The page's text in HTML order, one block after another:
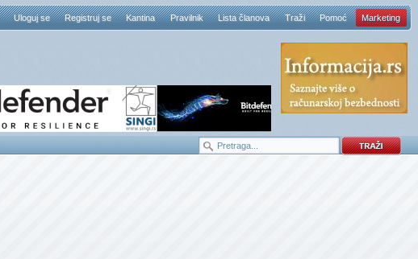
Uloguj se Registruj se Kantina Pravilnik Lista članova Traži Pomoć Marketing